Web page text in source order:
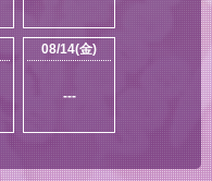
08/14(金)
---